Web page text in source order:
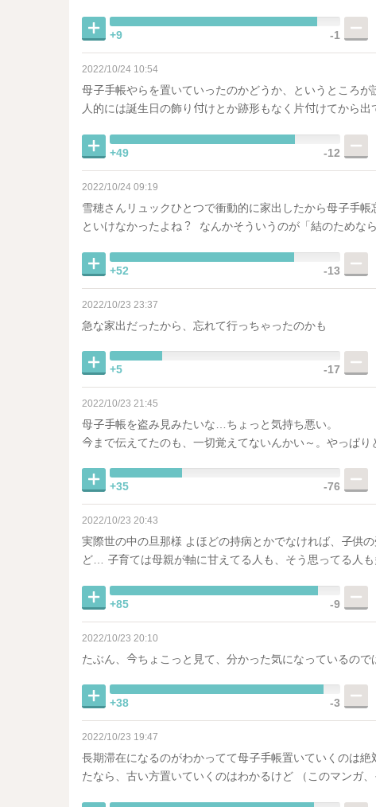
+9 -1
2022/10/24 10:54
母子手帳やらを置いていったのかどうか、というところ
人的には誕生日の飾り付けとか跡形もなく片付けてから
+49 -12
2022/10/24 09:19
雪穂さんリュックひとつで衝動的に家出したから母子手
といけなかったよね？ なんかそういうのが「結のためな
+52 -13
2022/10/23 23:37
急な家出だったから、忘れて行っちゃったのかも
+5 -17
2022/10/23 21:45
母子手帳を盗み見みたいな…ちょっと気持ち悪い。
今まで伝えてたのも、一切覚えてないんかい～。やっぱり
+35 -76
2022/10/23 20:43
実際世の中の旦那様 よほどの持病とかでなければ、子供
ど… 子育ては母親が軸に甘えてる人も、そう思ってる人
+85 -9
2022/10/23 20:10
たぶん、今ちょこっと見て、分かった気になっているの
+38 -3
2022/10/23 19:47
長期滞在になるのがわかってて母子手帳置いていくのは
たなら、古い方置いていくのはわかるけど （このマンガ